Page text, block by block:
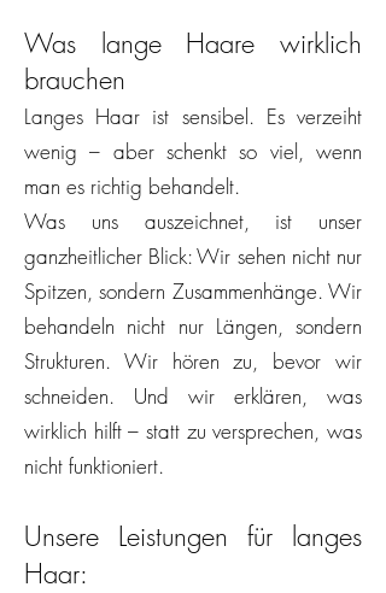
Was lange Haare wirklich
brauchen
Langes Haar ist sensibel. Es verzeiht
wenig – aber schenkt so viel, wenn
man es richtig behandelt.
Was uns auszeichnet, ist unser
ganzheitlicher Blick: Wir sehen nicht nur
Spitzen, sondern Zusammenhänge. Wir
behandeln nicht nur Längen, sondern
Strukturen. Wir hören zu, bevor wir
schneiden. Und wir erklären, was
wirklich hilft – statt zu versprechen, was
nicht funktioniert.
Unsere Leistungen für langes
Haar: